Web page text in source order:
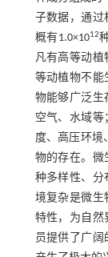
子数据，通过
概有1.0×1012
凡有高等动植
等动植物不能
物能够广泛生
空气、水域
度、高压环境
物的存在。微
种多样性、分
境复杂是微生
特性，为自然
员提供了广